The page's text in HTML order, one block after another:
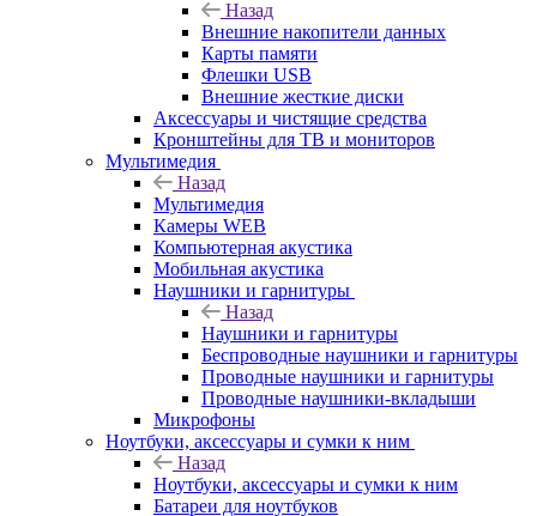
Назад
Внешние накопители данных
Карты памяти
Флешки USB
Внешние жесткие диски
Аксессуары и чистящие средства
Кронштейны для ТВ и мониторов
Мультимедия
Назад
Мультимедия
Камеры WEB
Компьютерная акустика
Мобильная акустика
Наушники и гарнитуры
Назад
Наушники и гарнитуры
Беспроводные наушники и гарнитуры
Проводные наушники и гарнитуры
Проводные наушники-вкладыши
Микрофоны
Ноутбуки, аксессуары и сумки к ним
Назад
Ноутбуки, аксессуары и сумки к ним
Батареи для ноутбуков